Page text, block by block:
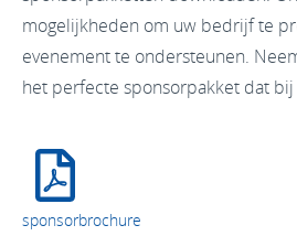
mogelijkheden om uw bedrijf te
evenement te ondersteunen.
het perfecte sponsorpakket dat
sponsorbrochure